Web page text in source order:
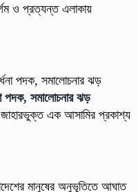
ও প্রত্যন্ত এলাকায়
পদক, সমালোচনার ঝড়
এক আসামির প্রকাশ্য